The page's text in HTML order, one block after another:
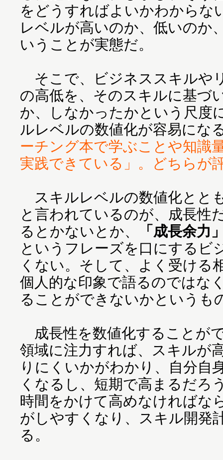
をどうすればよいかわからな
レベルが高いのか、低いの
いうことが実態だ。
そこで、ビジネススキルや
の高低を、そのスキルに基づ
か、しなかったかという尺度
ルレベルの数値化が容易にな
ーチング本で学ぶことや知識
実践できている」。どちらが
スキルレベルの数値化とと
と言われているのが、成長性
るとかないとか、
「成長余力
というフレーズを口にするビ
くない。そして、よく受ける
個人的な印象で語るのではな
ることができないかというも
成長性を数値化することが
領域に注力すれば、スキルが
りにくいかがわかり、自分自
くなるし、短期で高まるだろ
時間をかけて高めなければな
がしやすくなり、スキル開発
る。